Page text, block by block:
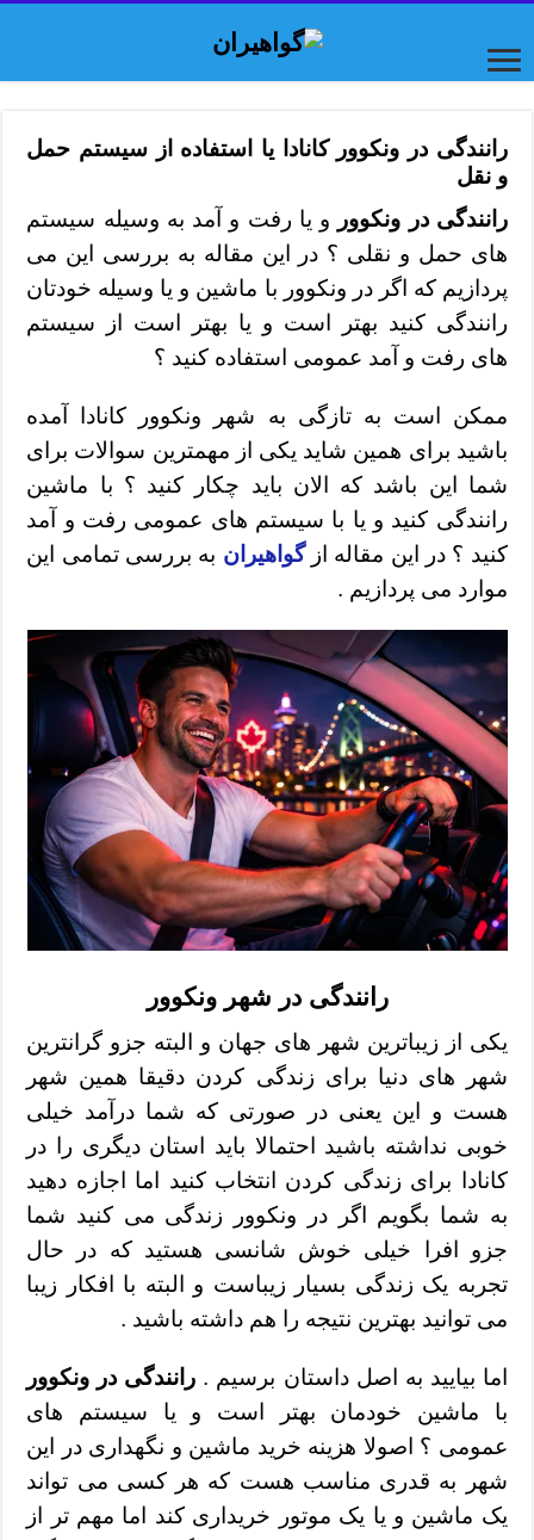
رانندگی در ونکوور کانادا یا استفاده از سیستم حمل
و نقل
رانندگی در ونکوور و یا رفت و آمد به وسیله سیستم
های حمل و نقلی ؟ در این مقاله به بررسی این می
پردازیم که اگر در ونکوور با ماشین و یا وسیله خودتان
رانندگی کنید بهتر است و یا بهتر است از سیستم
های رفت و آمد عمومی استفاده کنید ؟
ممکن است به تازگی به شهر ونکوور کانادا آمده
باشید برای همین شاید یکی از مهمترین سوالات برای
شما این باشد که الان باید چکار کنید ؟ با ماشین
رانندگی کنید و یا با سیستم های عمومی رفت و آمد
کنید ؟ در این مقاله ازگواهیران به بررسی تمامی این
موارد می پردازیم .
رانندگی در شهر ونکوور
یکی از زیباترین شهر های جهان و البته جزو گرانترین
شهر های دنیا برای زندگی کردن دقیقا همین شهر
هست و این یعنی در صورتی که شما درآمد خیلی
خوبی نداشته باشید احتمالا باید استان دیگری را در
کانادا برای زندگی کردن انتخاب کنید اما اجازه دهید
به شما بگویم اگر در ونکوور زندگی می کنید شما
جزو افرا خیلی خوش شانسی هستید که در حال
تجربه یک زندگی بسیار زیباست و البته با افکار زیبا
می توانید بهترین نتیجه را هم داشته باشید .
اما بیایید به اصل داستان برسیم . رانندگی در ونکوور
با ماشین خودمان بهتر است و یا سیستم های
عمومی ؟ اصولا هزینه خرید ماشین و نگهداری در این
شهر به قدری مناسب هست که هر کسی می تواند
یک ماشین و یا یک موتور خریداری کند اما مهم تر از